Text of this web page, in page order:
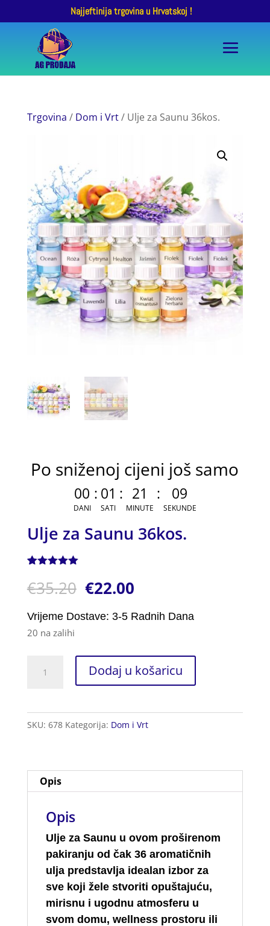
Najjeftinija trgovina u Hrvatskoj !
Trgovina / Dom i Vrt/ Ulje za Saunu 36kos.
Po sniženoj cijeni još samo
00
DANI
: 01
SATI
: 21
MINUTE
: 09
SEKUNDE
Ulje za Saunu 36kos.
ocjena: 5.00
od ukupno
korisnika)
€35.20 €22.00
Vrijeme Dostave: 3-5 Radnih Dana
20 na zalihi
36kos.
količina
Dodaj u košaricu
SKU: 678 Kategorija: Dom i Vrt
Opis
Opis
Ulje za Saunu u ovom proširenom
pakiranju od čak 36 aromatičnih
ulja predstavlja idealan izbor za
sve koji žele stvoriti opuštajuću,
mirisnu i ugodnu atmosferu u
svom domu, wellness prostoru ili